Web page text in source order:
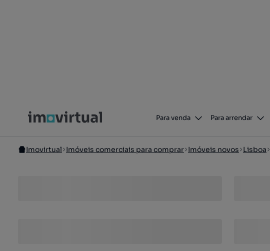
Para venda Para arrendar
Imovirtual Imóveis comerciais para comprar Imóveis novos Lisboa